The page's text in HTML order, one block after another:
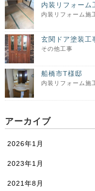
内装リフォーム
内装リフォーム施
玄関ドア塗装工
その他工事
船橋市T様邸
内装リフォーム施
アーカイブ
2026年1月
2023年1月
2021年8月